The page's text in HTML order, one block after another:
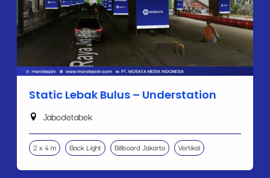
Static Lebak Bulus – Understation
Jabodetabek
2 x 4 m Back Light Billboard Jakarta Vertikal